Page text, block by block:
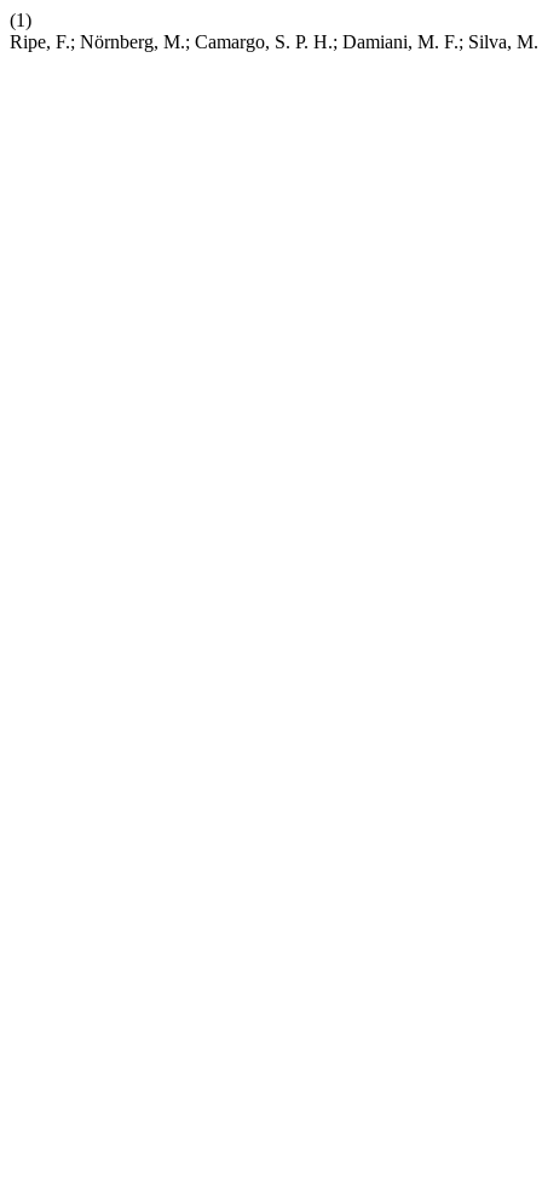
(1)
Ripe, F.; Nörnberg, M.; Camargo, S. P. H.; Damiani, M. F.; Silva,